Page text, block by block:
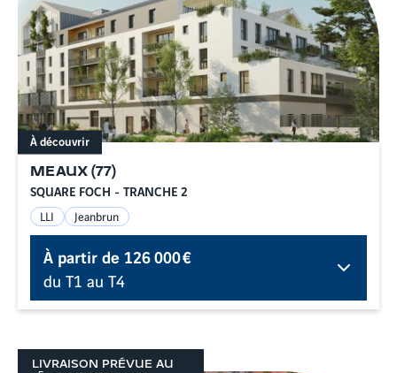
MEAUX (77)
SQUARE FOCH - TRANCHE 2
À découvrir
LLI Jeanbrun
À partir de126 000 €
du T1 au T4
LIVRAISON PRÉVUE AU